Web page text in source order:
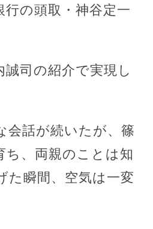
行の頭取・神谷定一
誠司の紹介で実現し
会話が続いたが、篠
ち、両親のことは知
た瞬間、空気は一変